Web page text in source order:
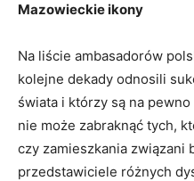
Mazowieckie ikony
Na liście ambasadorów
kolejne dekady odnosili
świata i którzy są na
nie może zabraknąć tych,
czy zamieszkania związani
przedstawiciele różnych